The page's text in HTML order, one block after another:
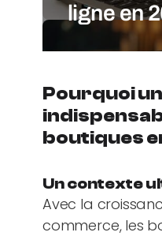
ligne en
Pourquoi
boutiques
Un contexte
Avec la
commerce, les